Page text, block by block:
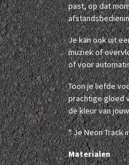
past, op dat
Je kan ook uit
muziek of
of voor
Toon je liefde
prachtige gloed
de kleur van
* Je Neon Track
Materialen